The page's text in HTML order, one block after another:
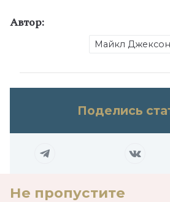
Автор:
Майкл Джексон
Поделись
Не пропустите